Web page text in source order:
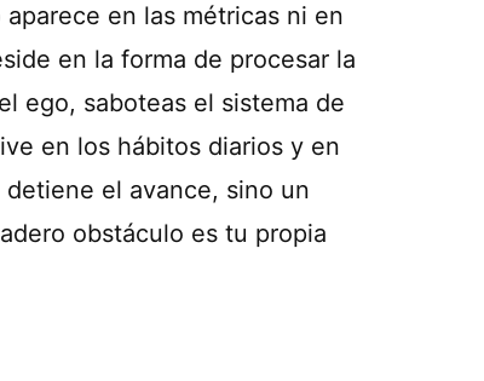
en las métricas ni en
en la forma de procesar la
ego, saboteas el sistema de
en los hábitos diarios y en
el avance, sino un
obstáculo es tu propia